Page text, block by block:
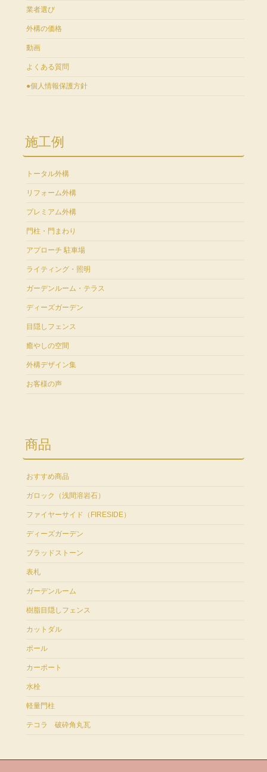
業者選び
外構の価格
動画
よくある質問
●個人情報保護方針
施工例
トータル外構
リフォーム外構
プレミアム外構
門柱・門まわり
アプローチ 駐車場
ライティング・照明
ガーデンルーム・テラス
ディーズガーデン
目隠しフェンス
癒やしの空間
外構デザイン集
お客様の声
商品
おすすめ商品
ガロック（浅間溶岩石）
ファイヤーサイド（FIRESIDE）
ディーズガーデン
ブラッドストーン
表札
ガーデンルーム
樹脂目隠しフェンス
カットダル
ポール
カーポート
水栓
軽量門柱
テコラ 破砕角丸瓦